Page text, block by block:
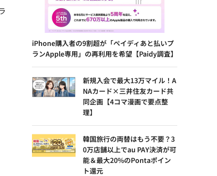
iPhone購入者の9割超が「ペイディあと払いプ
ランApple専用」の再利用を希望【Paidy調査】
新規入会で最大13万マイル！A
NAカード×三井住友カード共
同企画【4コマ漫画で要点整
理】
韓国旅行の両替はもう不要？3
0万店舗以上でau PAY決済が可
能＆最大20%のPontaポイン
ト還元